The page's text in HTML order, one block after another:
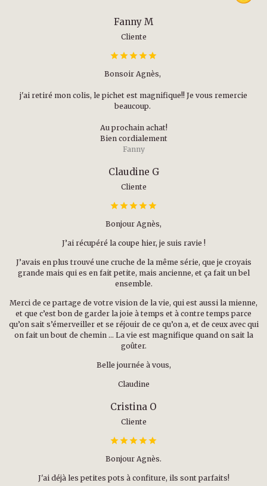
Fanny M
Cliente
Bonsoir Agnès,
j'ai retiré mon colis, le pichet est magnifique!! Je vous remercie
beaucoup.
Au prochain achat!
Bien cordialement
Fanny
Claudine G
Cliente
Bonjour Agnès,
J’ai récupéré la coupe hier, je suis ravie !
J’avais en plus trouvé une cruche de la même série, que je croyais
grande mais qui es en fait petite, mais ancienne, et ça fait un bel
ensemble.
Merci de ce partage de votre vision de la vie, qui est aussi la mienne,
et que c’est bon de garder la joie à temps et à contre temps parce
qu’on sait s’émerveiller et se réjouir de ce qu’on a, et de ceux avec qui
on fait un bout de chemin … La vie est magnifique quand on sait la
goûter.
Belle journée à vous,
Claudine
Cristina O
Cliente
Bonjour Agnès.
J'ai déjà les petites pots à confiture, ils sont parfaits!